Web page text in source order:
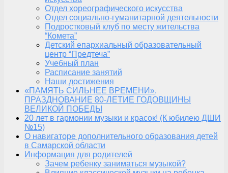
Отдел хореографического искусства
Отдел социально-гуманитарной деятельности
Подростковый клуб по месту жительства
“Комета”
Детский епархиальный образовательный
центр “Предтеча”
Учебный план
Расписание занятий
Наши достижения
«ПАМЯТЬ СИЛЬНЕЕ ВРЕМЕНИ»,
ПРАЗДНОВАНИЕ 80-ЛЕТИЕ ГОДОВЩИНЫ
ВЕЛИКОЙ ПОБЕДЫ
20 лет в гармонии музыки и красок! (К юбилею ДШИ
№15)
О навигаторе дополнительного образования детей
в Самарской области
Информация для родителей
Зачем ребенку заниматься музыкой?